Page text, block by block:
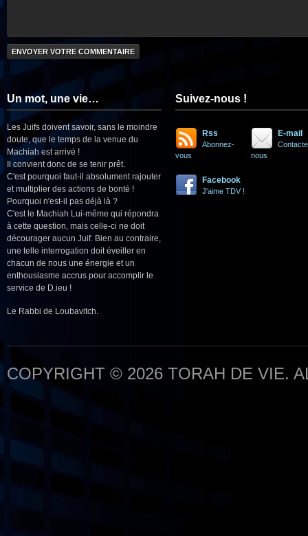
Un mot, une vie…
Les Juifs doivent savoir, sans le moindre
doute, que le temps de la venue du
Machiah est arrivé !
Il convient donc de se tenir prêt.
C'est pourquoi faut-il absolument rajouter
et multiplier des actions de bonté !
Pourquoi n'est-il pas déjà là ?
C'est le Machiah Lui-même qui répondra
à cette question, mais celle-ci ne doit
décourager aucun Juif. Bien au contraire,
une telle interrogation doit éveiller en
chacun de nous une énergie et un
enthousiasme accrus pour accomplir le
service de D.ieu !
Le Rabbi de Loubavitch.
Suivez-nous !
Rss
Abonnez-
vous
E-mail
nous
Facebook
J'aime TDV !
COPYRIGHT © 2026 TORAH DE VIE.